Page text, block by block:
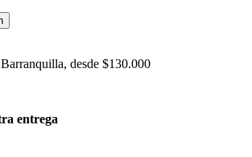
desde $130.000
entrega